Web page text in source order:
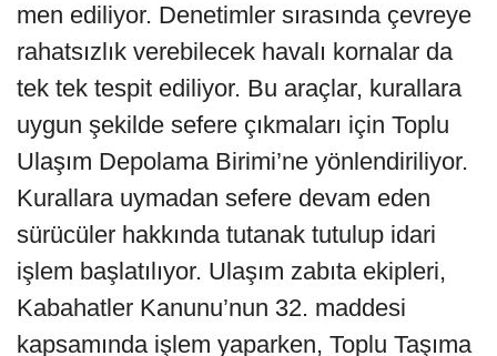
men ediliyor. Denetimler sırasında çevreye
rahatsızlık verebilecek havalı kornalar da
tek tek tespit ediliyor. Bu araçlar, kurallara
uygun şekilde sefere çıkmaları için Toplu
Ulaşım Depolama Birimi’ne yönlendiriliyor.
Kurallara uymadan sefere devam eden
sürücüler hakkında tutanak tutulup idari
işlem başlatılıyor. Ulaşım zabıta ekipleri,
Kabahatler Kanunu’nun 32. maddesi
kapsamında işlem yaparken, Toplu Taşıma